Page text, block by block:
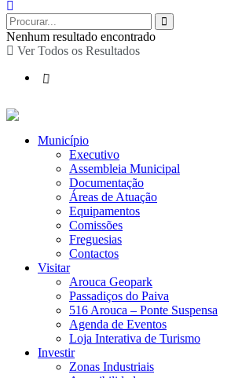
Nenhum resultado encontrado
Ver Todos os Resultados
Município
Executivo
Assembleia Municipal
Documentação
Áreas de Atuação
Equipamentos
Comissões
Freguesias
Contactos
Visitar
Arouca Geopark
Passadiços do Paiva
516 Arouca – Ponte Suspensa
Agenda de Eventos
Loja Interativa de Turismo
Investir
Zonas Industriais